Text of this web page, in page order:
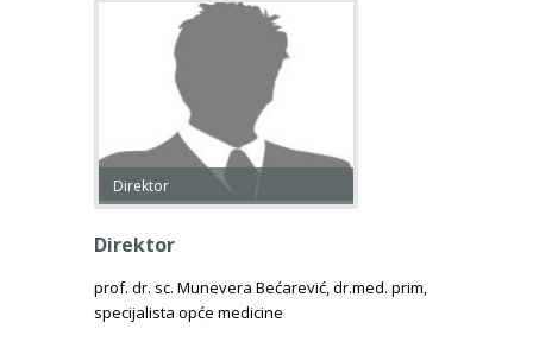
Direktor
Direktor
prof. dr. sc. Munevera Bećarević, dr.med. prim,
specijalista opće medicine